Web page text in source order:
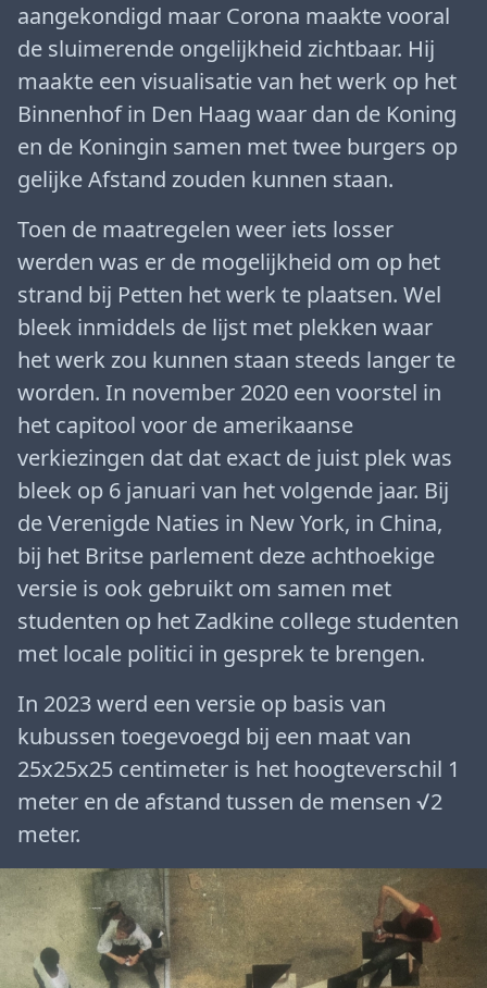
aangekondigd maar Corona maakte vooral
de sluimerende ongelijkheid zichtbaar. Hij
maakte een visualisatie van het werk op het
Binnenhof in Den Haag waar dan de Koning
en de Koningin samen met twee burgers op
gelijke Afstand zouden kunnen staan.
Toen de maatregelen weer iets losser
werden was er de mogelijkheid om op het
strand bij Petten het werk te plaatsen. Wel
bleek inmiddels de lijst met plekken waar
het werk zou kunnen staan steeds langer te
worden. In november 2020 een voorstel in
het capitool voor de amerikaanse
verkiezingen dat dat exact de juist plek was
bleek op 6 januari van het volgende jaar. Bij
de Verenigde Naties in New York, in China,
bij het Britse parlement deze achthoekige
versie is ook gebruikt om samen met
studenten op het Zadkine college studenten
met locale politici in gesprek te brengen.
In 2023 werd een versie op basis van
kubussen toegevoegd bij een maat van
25x25x25 centimeter is het hoogteverschil 1
meter en de afstand tussen de mensen √2
meter.